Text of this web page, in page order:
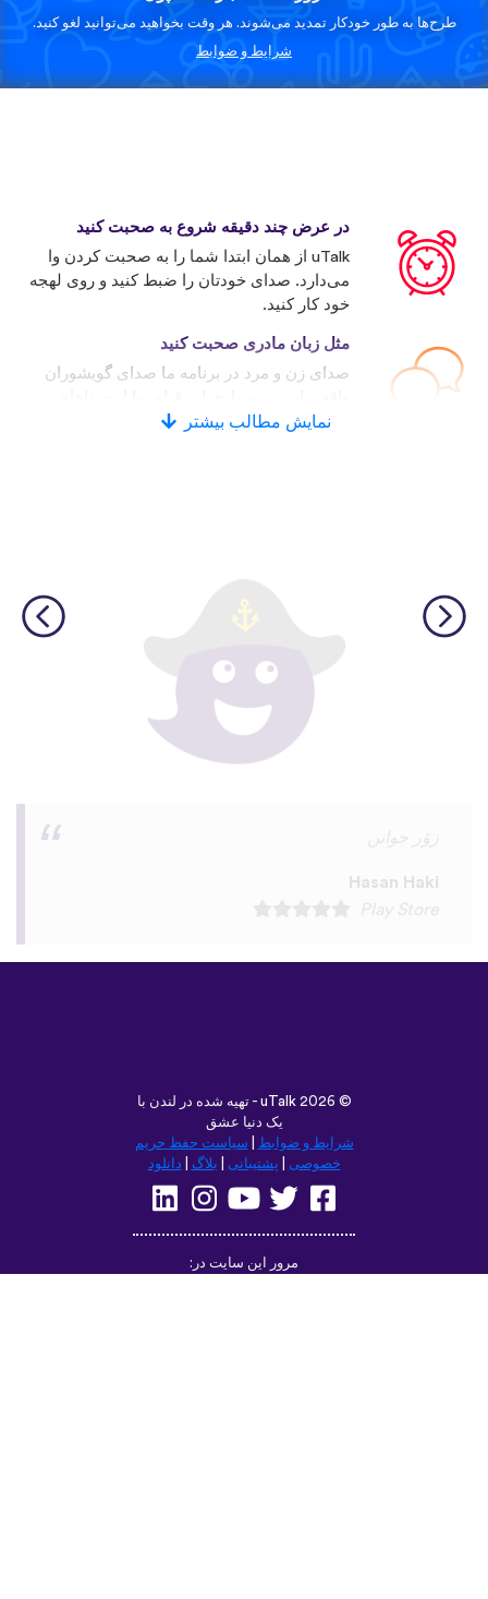
طرح‌ها به طور خودکار تمدید می‌شوند. هر وقت بخواهید می‌توانید لغو کنید.
شرایط و ضوابط
در عرض چند دقیقه شروع به صحبت کنید
uTalk از همان ابتدا شما را به صحبت کردن وا
می‌دارد. صدای خودتان را ضبط کنید و روی لهجه
خود کار کنید.
مثل زبان مادری صحبت کنید
صدای زن و مرد در برنامه ما صدای گویشوران
کامپیوتری استفاده می‌کنند.
نمایش مطالب بیشتر
I love this app! I am learning Serbian,
which is a relatively rare language on
language apps but I’m blown away by how
used instead of a stupid AI voice or
boil the water?” seemed kind of weird to
remember but it’s actually been really
helpful for learning sentence structure and
memorizing multiple vocabulary words in
access all the courses like some apps.